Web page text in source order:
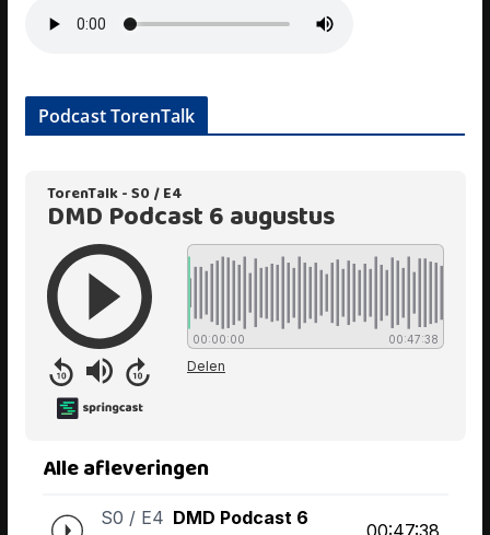
Podcast TorenTalk